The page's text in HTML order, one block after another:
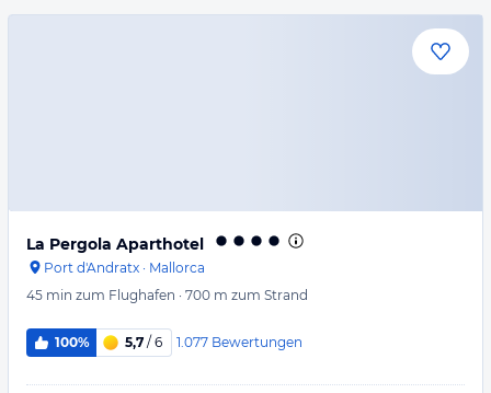
La Pergola Aparthotel
Port d'Andratx · Mallorca
45 min zum Flughafen · 700 m zum Strand
100% 5,7 / 6 1.077 Bewertungen